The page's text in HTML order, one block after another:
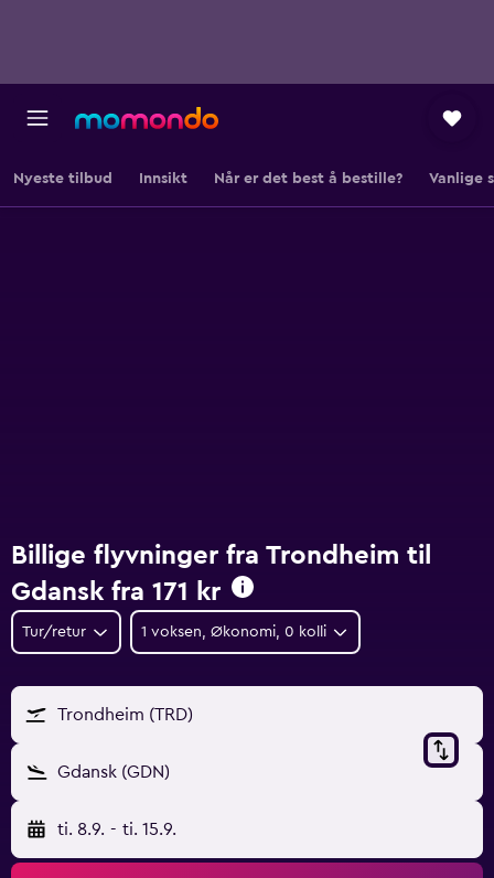
Nyeste tilbud Innsikt Når er det best å bestille? Vanlige
Billige flyvninger fra Trondheim til
Gdansk fra 171 kr
Tur/retur 1 voksen, Økonomi, 0 kolli
Trondheim (TRD)
Gdansk (GDN)
ti. 8.9. - ti. 15.9.